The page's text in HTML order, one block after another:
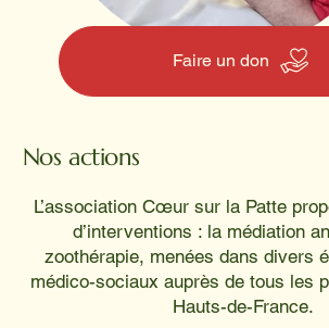
Faire un don
Nos actions
L’association Cœur sur la Patte
d’interventions : la médiation
zoothérapie, menées dans divers
médico-sociaux auprès de tous les
Hauts-de-France.